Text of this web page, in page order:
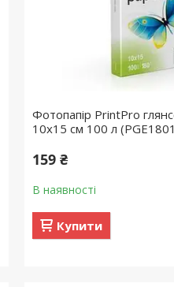
Фотопапір PrintPro
10x15 см 100 л
159 ₴
В наявності
Купити